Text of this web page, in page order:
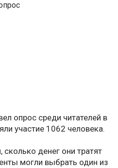
опрос среди читателей в
участие 1062 человека.
денег они тратят
могли выбрать один из